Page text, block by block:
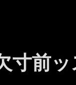
寸前